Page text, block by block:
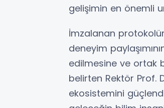
gelişimin en önemli
İmzalanan
deneyim
edilmesine ve ortak
belirten Rektör Prof.
ekosistemini